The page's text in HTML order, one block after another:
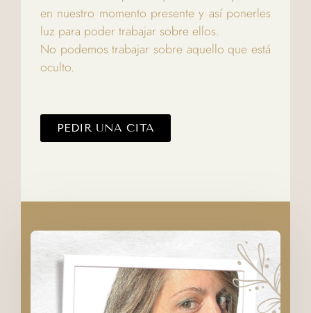
en nuestro momento presente y así ponerles
luz para poder trabajar sobre ellos.
No podemos trabajar sobre aquello que está
oculto.
PEDIR UNA CITA